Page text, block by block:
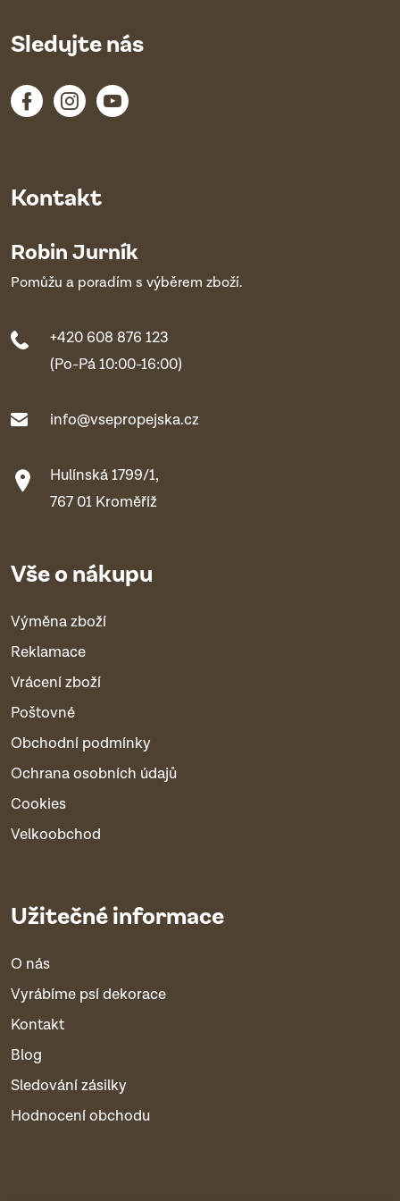
Kontakt
Robin Jurník
Pomůžu a poradím s výběrem zboží.
+420 608 876 123
(Po-Pá 10:00-16:00)
info@vsepropejska.cz
Hulínská 1799/1,
767 01 Kroměříž
Vše o nákupu
Výměna zboží
Reklamace
Vrácení zboží
Poštovné
Obchodní podmínky
Ochrana osobních údajů
Cookies
Velkoobchod
Užitečné informace
O nás
Vyrábíme psí dekorace
Kontakt
Blog
Sledování zásilky
Hodnocení obchodu
Sledujte nás